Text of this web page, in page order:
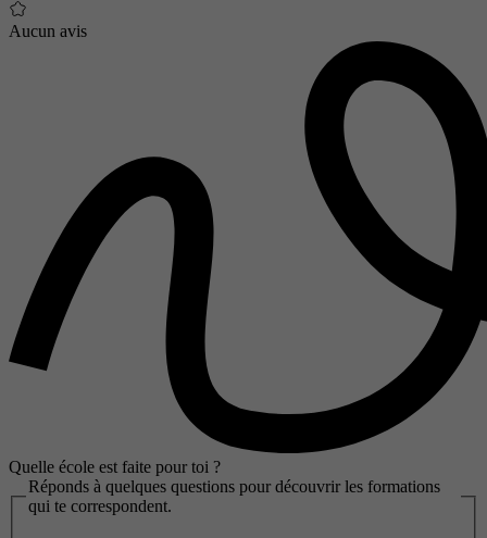
Aucun avis
Quelle école est faite pour toi ?
Réponds à quelques questions pour découvrir les formations
qui te correspondent.